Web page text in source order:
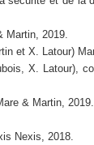
Martin, 2019.
et X. Latour)
X. Latour),
& Martin, 2019.
Nexis, 2018.